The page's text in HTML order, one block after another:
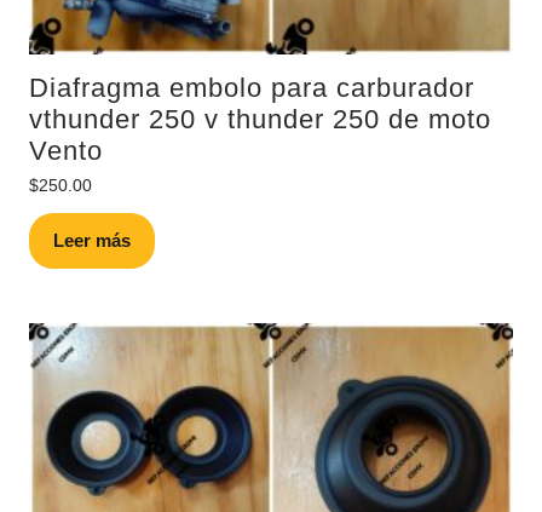
Diafragma embolo para carburador
vthunder 250 v thunder 250 de moto
Vento
$250.00
Leer más